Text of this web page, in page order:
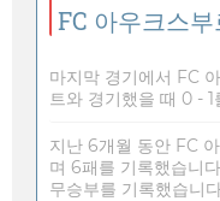
FC 아우크스부
마지막 경기에서 FC
트와 경기했을 때 0 - 1
지난 6개월 동안 FC
며 6패를 기록했습니
무승부를 기록했습니